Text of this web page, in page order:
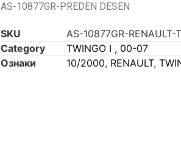
AS-10877GR-PREDEN DESEN
SKU
AS-10877GR-
Category
TWINGO I , 00-07
Ознаки
10/2000, RENAULT,